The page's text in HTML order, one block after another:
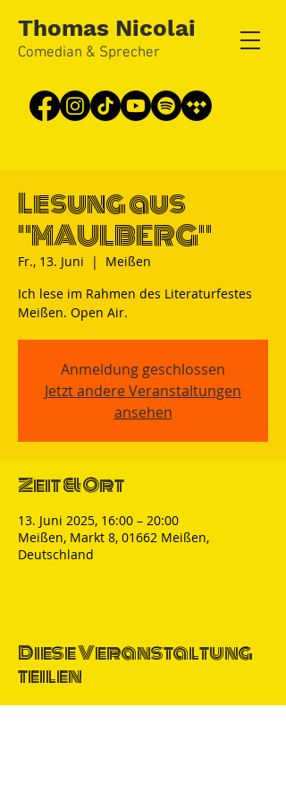
Thomas Nicolai
Comedian & Sprecher
Lesung aus
"MAULBERG"
Fr., 13. Juni
  |
Meißen
Ich lese im Rahmen des Literaturfestes
Meißen. Open Air.
Anmeldung geschlossen
Jetzt andere Veranstaltungen
ansehen
Zeit & Ort
13. Juni 2025, 16:00 – 20:00
Meißen, Markt 8, 01662 Meißen,
Deutschland
Diese Veranstaltung
teilen